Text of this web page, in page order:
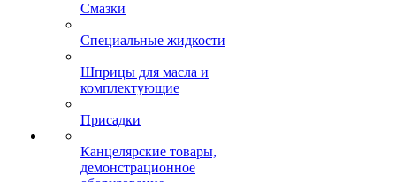
Смазки
Специальные жидкости
Шприцы для масла и
комплектующие
Присадки
Канцелярские товары,
демонстрационное